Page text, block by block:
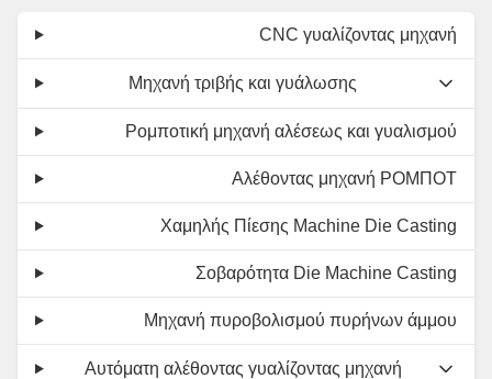
CNC γυαλίζοντας μηχανή
Μηχανή τριβής και γυάλωσης
Ρομποτική μηχανή αλέσεως και γυαλισμού
Αλέθοντας μηχανή ΡΟΜΠΟΤ
Χαμηλής Πίεσης Machine Die Casting
Σοβαρότητα Die Machine Casting
Μηχανή πυροβολισμού πυρήνων άμμου
Αυτόματη αλέθοντας γυαλίζοντας μηχανή